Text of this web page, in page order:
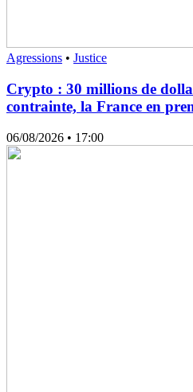
Agressions • Justice
Crypto : 30 millions de
contrainte, la France en
06/08/2026 • 17:00